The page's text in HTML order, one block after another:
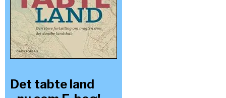
Det tabte land